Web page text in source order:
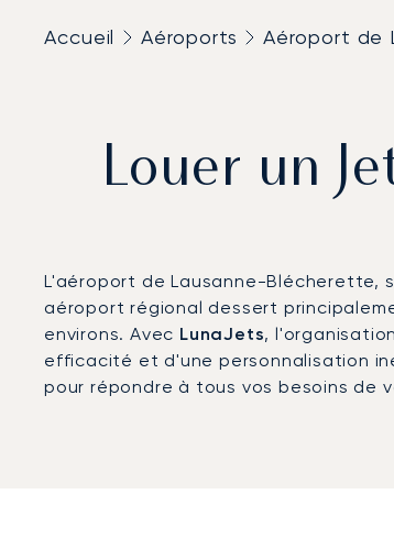
Accueil Aéroports Aéroport de
Louer un
L'aéroport de Lausanne-Blécherette,
aéroport régional dessert
environs. Avec LunaJets,
efficacité et d'une personnalisation
pour répondre à tous vos besoins de